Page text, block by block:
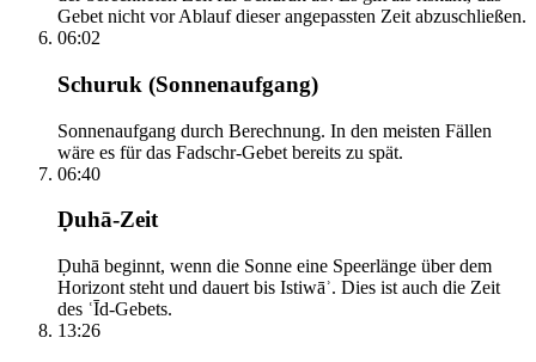
Gebet nicht vor Ablauf dieser angepassten Zeit abzuschließen.
06:02
Schuruk (Sonnenaufgang)
Sonnenaufgang durch Berechnung. In den meisten Fällen
wäre es für das Fadschr-Gebet bereits zu spät.
06:40
Ḍuhā-Zeit
Ḍuhā beginnt, wenn die Sonne eine Speerlänge über dem
Horizont steht und dauert bis Istiwāʾ. Dies ist auch die Zeit
des ʿĪd-Gebets.
13:26